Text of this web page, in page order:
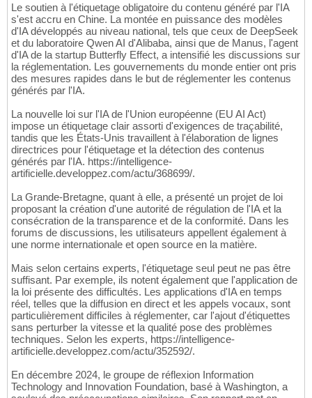
Le soutien à l'étiquetage obligatoire du contenu généré par l'IA
s'est accru en Chine. La montée en puissance des modèles
d'IA développés au niveau national, tels que ceux de DeepSeek
et du laboratoire Qwen AI d'Alibaba, ainsi que de Manus, l'agent
d'IA de la startup Butterfly Effect, a intensifié les discussions sur
la réglementation. Les gouvernements du monde entier ont pris
des mesures rapides dans le but de réglementer les contenus
générés par l'IA.
La nouvelle loi sur l'IA de l'Union européenne (EU AI Act)
impose un étiquetage clair assorti d'exigences de traçabilité,
tandis que les États-Unis travaillent à l'élaboration de lignes
directrices pour l'étiquetage et la détection des contenus
générés par l'IA. https://intelligence-
artificielle.developpez.com/actu/368699/.
La Grande-Bretagne, quant à elle, a présenté un projet de loi
proposant la création d'une autorité de régulation de l'IA et la
consécration de la transparence et de la conformité. Dans les
forums de discussions, les utilisateurs appellent également à
une norme internationale et open source en la matière.
Mais selon certains experts, l'étiquetage seul peut ne pas être
suffisant. Par exemple, ils notent également que l'application de
la loi présente des difficultés. Les applications d'IA en temps
réel, telles que la diffusion en direct et les appels vocaux, sont
particulièrement difficiles à réglementer, car l'ajout d'étiquettes
sans perturber la vitesse et la qualité pose des problèmes
techniques. Selon les experts, https://intelligence-
artificielle.developpez.com/actu/352592/.
En décembre 2024, le groupe de réflexion Information
Technology and Innovation Foundation, basé à Washington, a